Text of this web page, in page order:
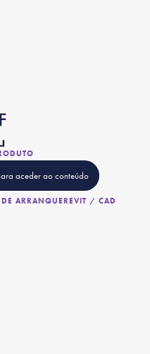
aceder ao conteúdo
ARRANQUEREVIT / CAD